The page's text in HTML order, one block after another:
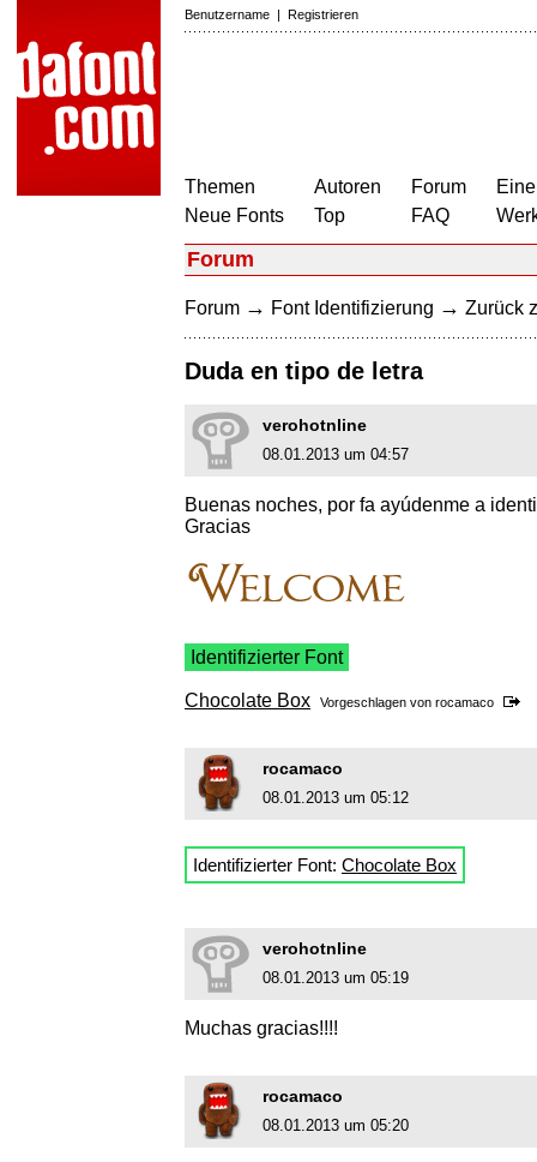
Benutzername | Registrieren
Themen
Neue Fonts
Autoren
Top
Forum
FAQ
Forum
Forum → Font Identifizierung → Zurück
Duda en tipo de letra
verohotnline
08.01.2013 um 04:57
Buenas noches, por fa ayúdenme a
Gracias
Identifizierter Font
Chocolate Box Vorgeschlagen von rocamaco
rocamaco
08.01.2013 um 05:12
Identifizierter Font: Chocolate Box
verohotnline
08.01.2013 um 05:19
Muchas gracias!!!!
rocamaco
08.01.2013 um 05:20